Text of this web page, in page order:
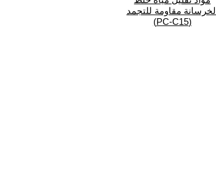
الخرسانة مقاومة للتجمد
(PC-C15)